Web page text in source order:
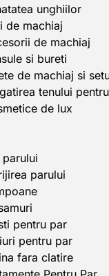
unghiilor
de machiaj
de machiaj
si bureti
de machiaj si
tenului
de lux
parului
pentru par
pentru par
fara clatire